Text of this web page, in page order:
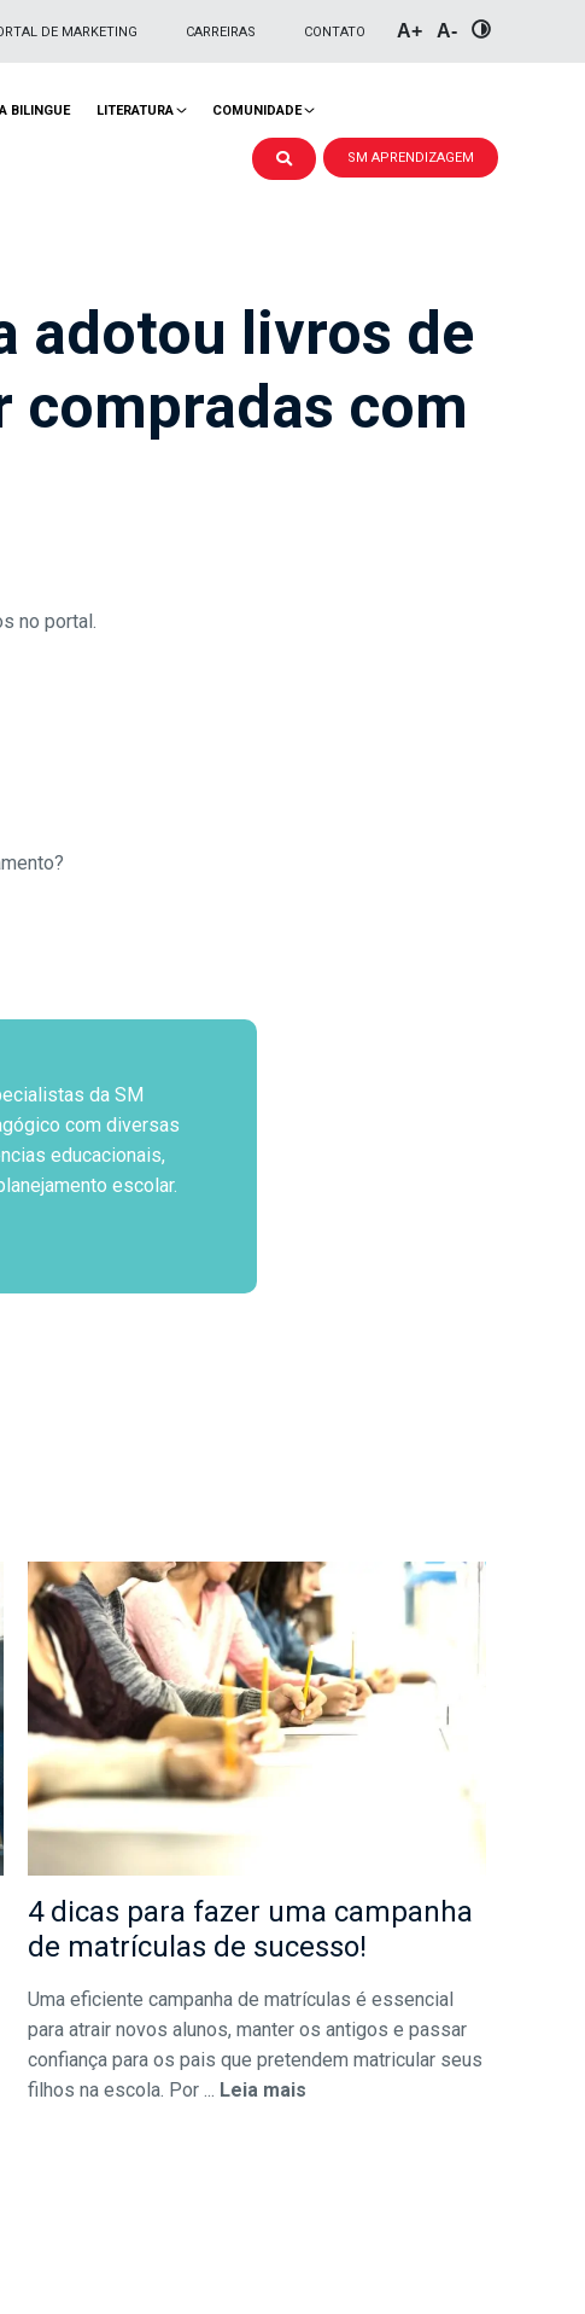
DE MARKETING CARREIRAS CONTATO A+ A-
BILINGUE LITERATURA COMUNIDADE
SM APRENDIZAGEM
adotou livros de
compradas com
no portal.
da SM
com diversas
educacionais,
escolar.
4 dicas para fazer uma campanha
de matrículas de sucesso!
Uma eficiente campanha de matrículas é essencial
para atrair novos alunos, manter os antigos e passar
confiança para os pais que pretendem matricular seus
filhos na escola. Por ... Leia mais